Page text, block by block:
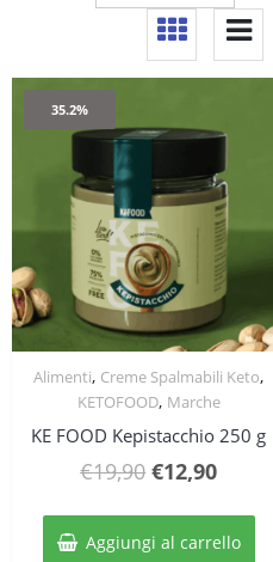
35.2%
Quick View
Alimenti, Creme Spalmabili Keto,
KETOFOOD, Marche
KE FOOD Kepistacchio 250 g
€19,90 Il
originale
€12,90Il
attuale
Aggiungi al carrello